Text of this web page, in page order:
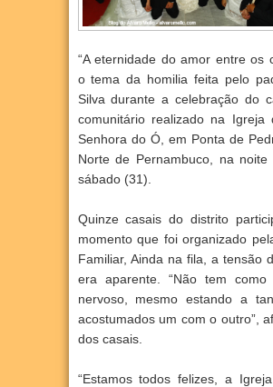
“A eternidade do amor entre os
o tema da homilia feita pelo
Silva durante a celebração do
comunitário realizado na Igreja
Senhora do Ó, em Ponta de
Norte de Pernambuco, na noite
sábado (31).
Quinze casais do distrito
momento que foi organizado
Familiar, Ainda na fila, a tensão
era aparente. “Não tem como
nervoso, mesmo estando a
acostumados um com o outro”,
dos casais.
“Estamos todos felizes, a